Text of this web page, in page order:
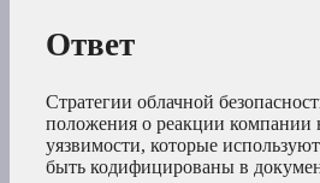
Ответ
Стратегии облачной
положения о реакции компании
уязвимости, которые
быть кодифицированы в